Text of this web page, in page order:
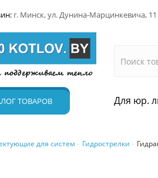
г. Минск, ул. Дунина-Марцинкевича, 11
ТОВАРОВ Для юр.
для систем Гидрострелки